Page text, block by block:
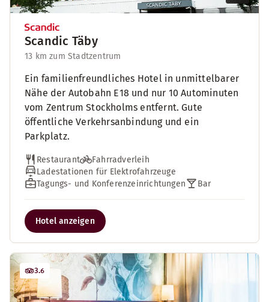
Scandic Täby
13 km zum Stadtzentrum
Ein familienfreundliches Hotel in unmittelbarer
Nähe der Autobahn E18 und nur 10 Autominuten
vom Zentrum Stockholms entfernt. Gute
öffentliche Verkehrsanbindung und ein
Parkplatz.
Restaurant
Fahrradverleih
Ladestationen für Elektrofahrzeuge
Tagungs- und Konferenzeinrichtungen
Bar
Hotel anzeigen
3.6